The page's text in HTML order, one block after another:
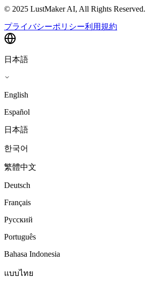
© 2025 LustMaker AI, All Rights Reserved.
プライバシーポリシー利用規約
日本語
English
Español
日本語
한국어
繁體中文
Deutsch
Français
Русский
Português
Bahasa Indonesia
แบบไทย